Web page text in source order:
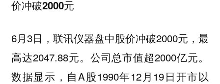
价冲破2000元
6月3日，联讯仪器盘中股价冲破2000元，最
高达2047.88元。公司总市值超2000亿元。
数据显示，自A股1990年12月19日开市以